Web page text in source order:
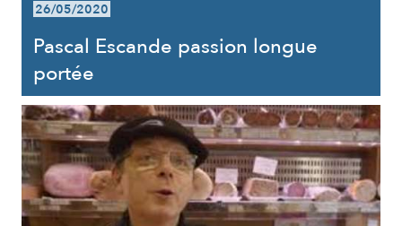
26/05/2020
Pascal Escande passion longue
portée